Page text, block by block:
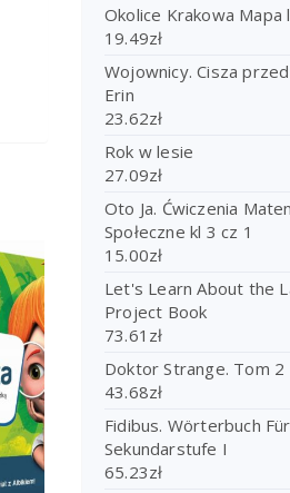
Okolice Krakowa Mapa
19.49zł
Wojownicy. Cisza
Erin
23.62zł
Rok w lesie
27.09zł
Oto Ja. Ćwiczenia
Społeczne kl 3 cz 1
15.00zł
Let's Learn About the
Project Book
73.61 zł
Doktor Strange. Tom 2
43.68zł
Fidibus. Wörterbuch
Sekundarstufe I
65.23zł